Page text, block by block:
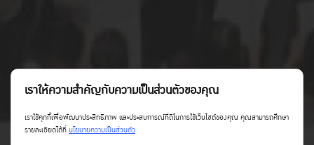
เราให้ความสำคัญกับความเป็นส่วนตัวของคุณ
เราใช้คุกกี้เพื่อพัฒนาประสิทธิภาพ และประสบการณ์ที่ดีในการใช้เว็บไซต์ของคุณ คุณสามารถศึกษา
รายละเอียดได้ที่นโยบายความเป็นส่วนตัว